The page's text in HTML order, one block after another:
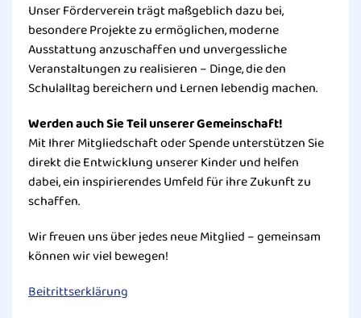
Unser Förderverein trägt maßgeblich dazu bei,
besondere Projekte zu ermöglichen, moderne
Ausstattung anzuschaffen und unvergessliche
Veranstaltungen zu realisieren – Dinge, die den
Schulalltag bereichern und Lernen lebendig machen.
Werden auch Sie Teil unserer Gemeinschaft!
Mit Ihrer Mitgliedschaft oder Spende unterstützen Sie
direkt die Entwicklung unserer Kinder und helfen
dabei, ein inspirierendes Umfeld für ihre Zukunft zu
schaffen.
Wir freuen uns über jedes neue Mitglied – gemeinsam
können wir viel bewegen!
Beitrittserklärung